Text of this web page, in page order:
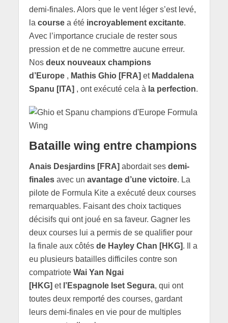
demi-finales. Alors que le vent léger s’est levé,
la coursea été incroyablement excitante.
Avec l’importance cruciale de rester sous
pression et de ne commettre aucune erreur.
Nos deux nouveaux champions
d’Europe, Mathis Ghio [FRA] et Maddalena
Spanu [ITA] , ont exécuté cela à la perfection.
Bataille wing entre champions
Anais Desjardins [FRA] abordait ses demi-
finalesavec un avantage d’une victoire. La
pilote de Formula Kite a exécuté deux courses
remarquables. Faisant des choix tactiques
décisifs qui ont joué en sa faveur. Gagner les
deux courses lui a permis de se qualifier pour
la finale aux côtés de Hayley Chan [HKG]. Il a
eu plusieurs batailles difficiles contre son
compatriote Wai Yan Ngai
[HKG] et l’Espagnole Iset Segura, qui ont
toutes deux remporté des courses, gardant
leurs demi-finales en vie pour de multiples